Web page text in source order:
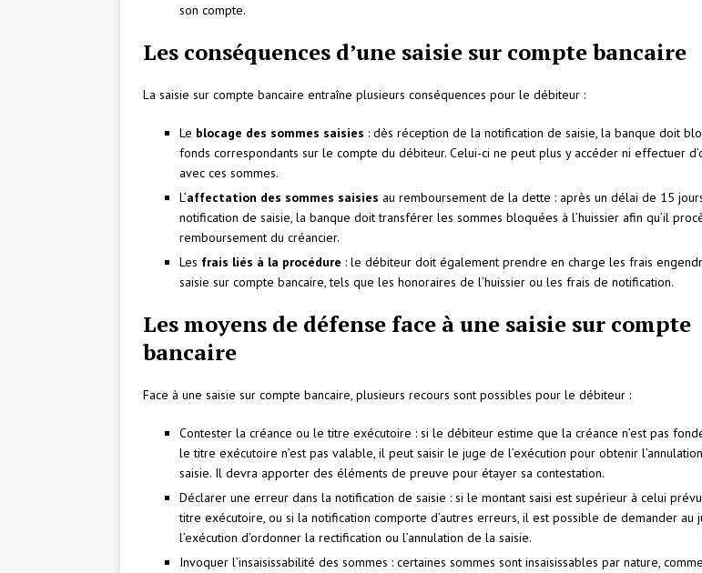
son compte.
Les conséquences d’une saisie sur compte bancaire
La saisie sur compte bancaire entraîne plusieurs conséquences pour le débiteur :
Le blocage des sommes saisies : dès réception de la notification de saisie, la banque doit
fonds correspondants sur le compte du débiteur. Celui-ci ne peut plus y accéder ni effectuer
avec ces sommes.
L’affectation des sommes saisies au remboursement de la dette : après un délai de 15
notification de saisie, la banque doit transférer les sommes bloquées à l’huissier afin qu’il
remboursement du créancier.
Les frais liés à la procédure : le débiteur doit également prendre en charge les frais
saisie sur compte bancaire, tels que les honoraires de l’huissier ou les frais de notification.
Les moyens de défense face à une saisie sur compte
bancaire
Face à une saisie sur compte bancaire, plusieurs recours sont possibles pour le débiteur :
Contester la créance ou le titre exécutoire : si le débiteur estime que la créance n’est pas
le titre exécutoire n’est pas valable, il peut saisir le juge de l’exécution pour obtenir
saisie. Il devra apporter des éléments de preuve pour étayer sa contestation.
Déclarer une erreur dans la notification de saisie : si le montant saisi est supérieur à celui
titre exécutoire, ou si la notification comporte d’autres erreurs, il est possible de demander au
l’exécution d’ordonner la rectification ou l’annulation de la saisie.
Invoquer l’insaisissabilité des sommes : certaines sommes sont insaisissables par nature,